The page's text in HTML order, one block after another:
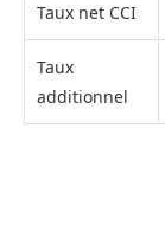
Taux net CCI
Taux
additionnel